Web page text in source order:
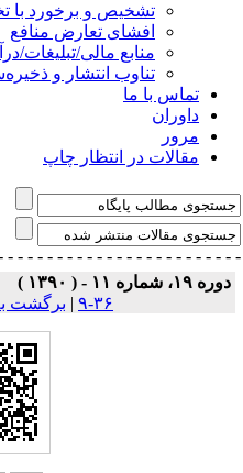
تشخیص و برخورد با
افشای تعارض منافع
منابع مالی/تبلیغات/
تناوب انتشار و
تماس با ما
داوران
مرور
مقالات در انتظار چاپ
- - - - - - - - - - - - -
- - - - - - - - - -
دوره ۱۹، شماره ۱۱ - ( ۱۳۹۰ )
۳۶-۹
|برگشت